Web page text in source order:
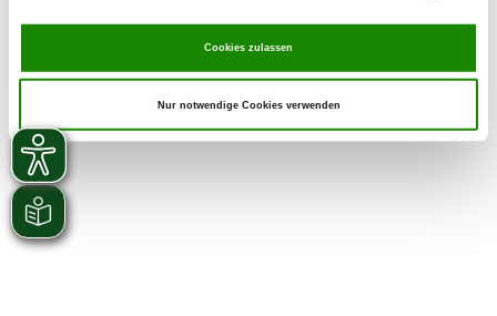
Cookies zulassen
Nur notwendige Cookies verwenden